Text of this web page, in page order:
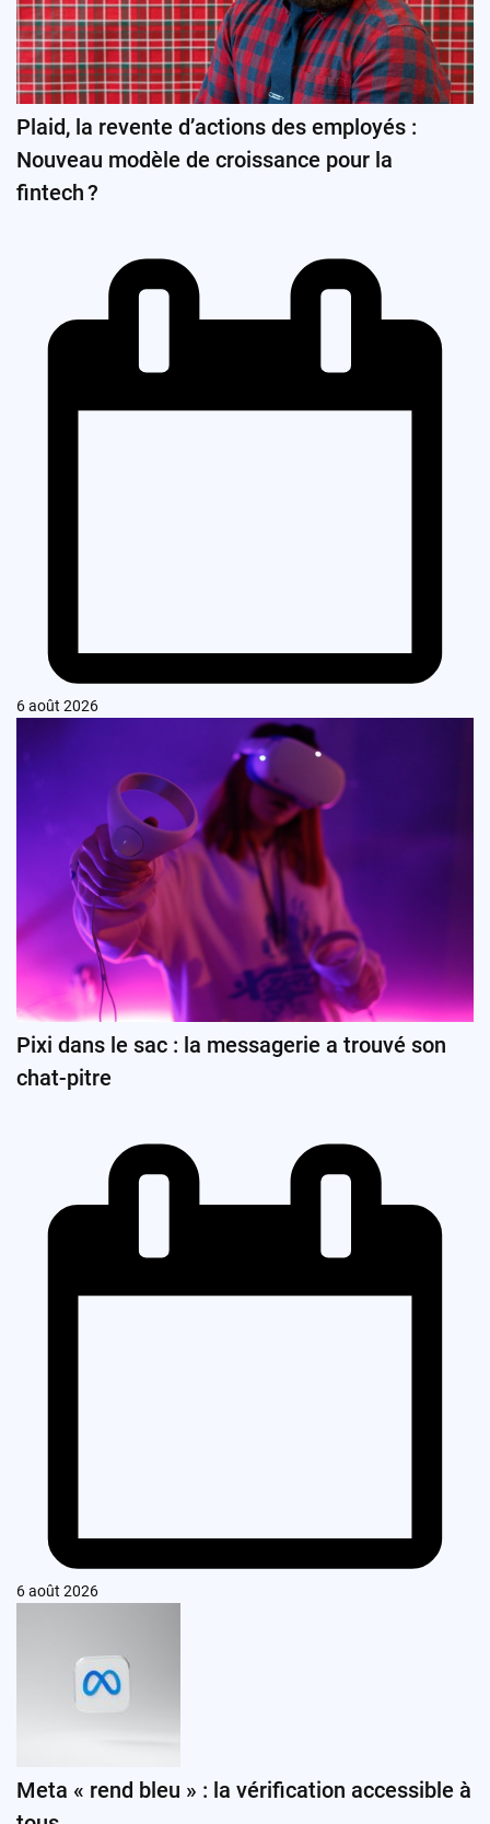
Plaid, la revente d’actions des employés :
Nouveau modèle de croissance pour la
fintech ?
6 août 2026
Pixi dans le sac : la messagerie a trouvé son
chat-pitre
6 août 2026
Meta « rend bleu » : la vérification accessible à